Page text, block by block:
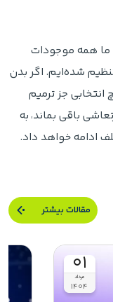
ما همه موجودات
شده‌ایم. اگر بدن
جز ترمیم
باقی بماند، به
ادامه خواهد داد.
مقالات بیشتر
۰۱
مرداد
۱۴۰۴